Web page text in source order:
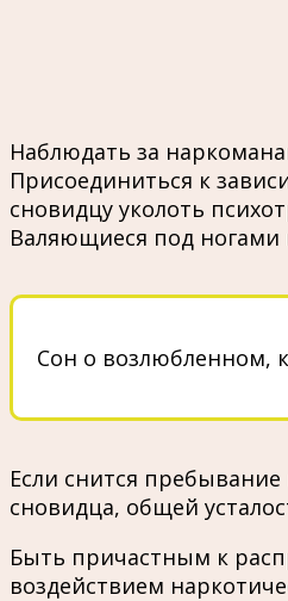
Наблюдать за
Присоединиться к
сновидцу уколоть
Валяющиеся под ногами
Сон о возлюбленном,
Если снится
сновидца, общей
Быть причастным к
воздействием